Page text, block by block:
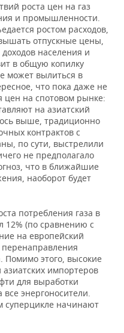
роста цен на газ
и промышленности.
ростом расходов,
отпускные цены,
населения и
в общую копилку
может вылиться в
что пока даже не
цен на спотовом рынке:
на азиатский
выше, традиционно
контрактов с
по сути, выстрелили
не предполагало
что в ближайшие
наоборот будет
потребления газа в
12% (по сравнению с
на европейский
Помимо этого, высокие
импортеров
для выработки
энергоносители.
суперцикле начинают